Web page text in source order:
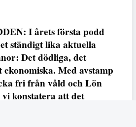
I årets första podd
ständigt lika aktuella
Det dödliga, det
ekonomiska. Med avstamp
fri från våld och Lön
konstatera att det